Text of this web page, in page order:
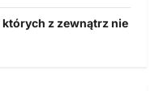
z zewnątrz nie